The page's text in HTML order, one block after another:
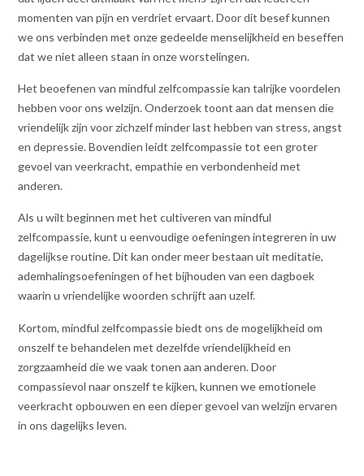
momenten van pijn en verdriet ervaart. Door dit besef kunnen
we ons verbinden met onze gedeelde menselijkheid en beseffen
dat we niet alleen staan in onze worstelingen.
Het beoefenen van mindful zelfcompassie kan talrijke voordelen
hebben voor ons welzijn. Onderzoek toont aan dat mensen die
vriendelijk zijn voor zichzelf minder last hebben van stress, angst
en depressie. Bovendien leidt zelfcompassie tot een groter
gevoel van veerkracht, empathie en verbondenheid met
anderen.
Als u wilt beginnen met het cultiveren van mindful
zelfcompassie, kunt u eenvoudige oefeningen integreren in uw
dagelijkse routine. Dit kan onder meer bestaan uit meditatie,
ademhalingsoefeningen of het bijhouden van een dagboek
waarin u vriendelijke woorden schrijft aan uzelf.
Kortom, mindful zelfcompassie biedt ons de mogelijkheid om
onszelf te behandelen met dezelfde vriendelijkheid en
zorgzaamheid die we vaak tonen aan anderen. Door
compassievol naar onszelf te kijken, kunnen we emotionele
veerkracht opbouwen en een dieper gevoel van welzijn ervaren
in ons dagelijks leven.